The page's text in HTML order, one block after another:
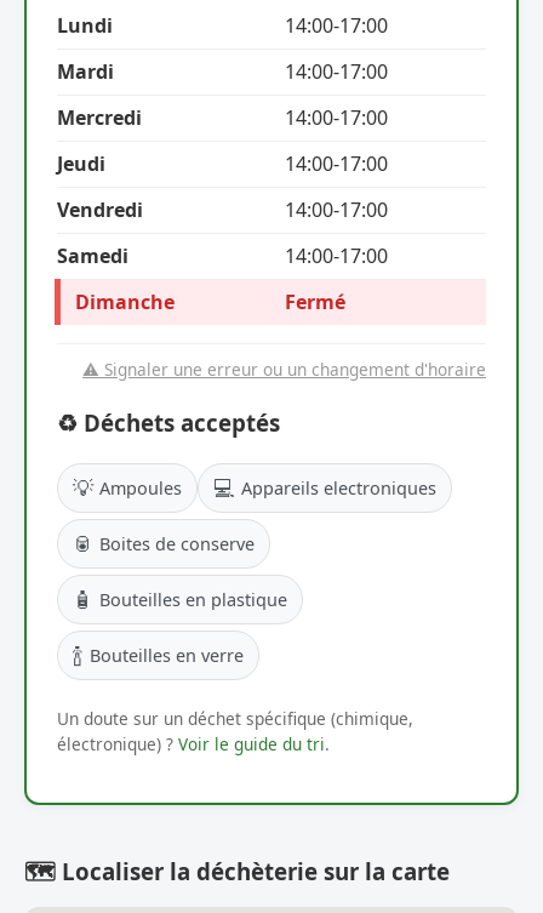
Lundi
14:00-17:00
Mardi
14:00-17:00
Mercredi
14:00-17:00
Jeudi
14:00-17:00
Vendredi
14:00-17:00
Samedi
14:00-17:00
Dimanche
Fermé
⚠️ Signaler une erreur ou un changement d'horaire
♻️ Déchets acceptés
💡 Ampoules 💻 Appareils electroniques
🥫 Boites de conserve
🧴 Bouteilles en plastique
🍾 Bouteilles en verre
Un doute sur un déchet spécifique (chimique,
électronique) ? Voir le guide du tri.
🗺️ Localiser la déchèterie sur la carte